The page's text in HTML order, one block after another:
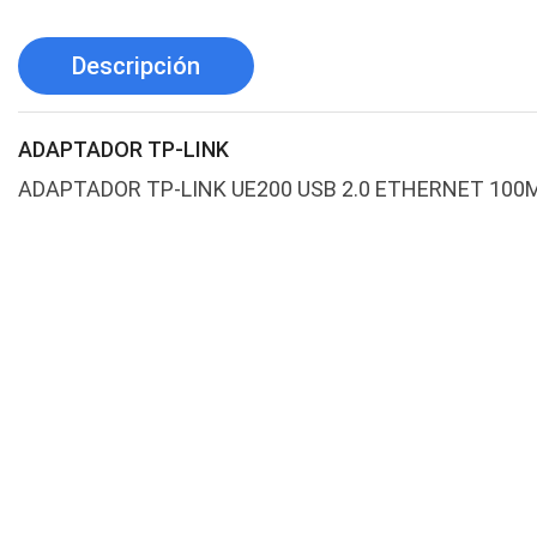
Descripción
ADAPTADOR TP-LINK
ADAPTADOR TP-LINK UE200 USB 2.0 ETHERNET